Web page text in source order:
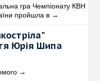
гра Чемпіонату КВН
пройшла в →
Юрія Шипа
→